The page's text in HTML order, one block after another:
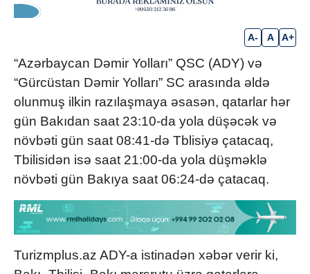
A- A A+
“Azərbaycan Dəmir Yolları” QSC (ADY) və
“Gürcüstan Dəmir Yolları” SC arasında əldə
olunmuş ilkin razılaşmaya əsasən, qatarlar hər
gün Bakıdan saat 23:10-da yola düşəcək və
növbəti gün saat 08:41-də Tblisiyə çatacaq,
Tbilisidən isə saat 21:00-da yola düşməklə
növbəti gün Bakıya saat 06:24-də çatacaq.
Turizmplus.az ADY-a istinadən xəbər verir ki,